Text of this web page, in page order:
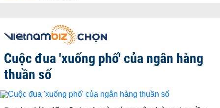
Cuộc đua 'xuống phố' của ngân hàng
thuần số